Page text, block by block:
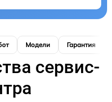
Модели Гарантия
сервис-